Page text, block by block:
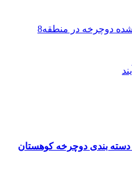
قوانین کلی انواع مسابقات ۴.۱.۰۱ دسته بندی دوچرخه کوهستان